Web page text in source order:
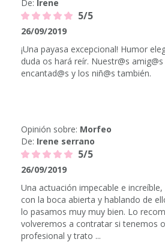
De: Irene
5/5
26/09/2019
¡Una payasa excepcional! Humor
duda os hará reír. Nuestr@s
encantad@s y los niñ@s también.
Opinión sobre: Morfeo
De: Irene serrano
5/5
26/09/2019
Una actuación impecable e
con la boca abierta y hablando de
lo pasamos muy muy bien. Lo
volveremos a contratar si tenemos
profesional y trato ...